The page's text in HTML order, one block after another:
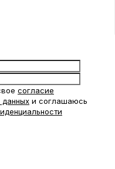
согласие
данных и соглашаюсь